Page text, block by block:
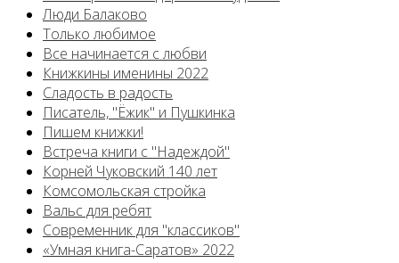
Люди Балаково
Только любимое
Все начинается с любви
Книжкины именины 2022
Сладость в радость
Писатель, "Ёжик" и Пушкинка
Пишем книжки!
Встреча книги с "Надеждой"
Корней Чуковский 140 лет
Комсомольская стройка
Вальс для ребят
Современник для "классиков"
«Умная книга-Саратов» 2022